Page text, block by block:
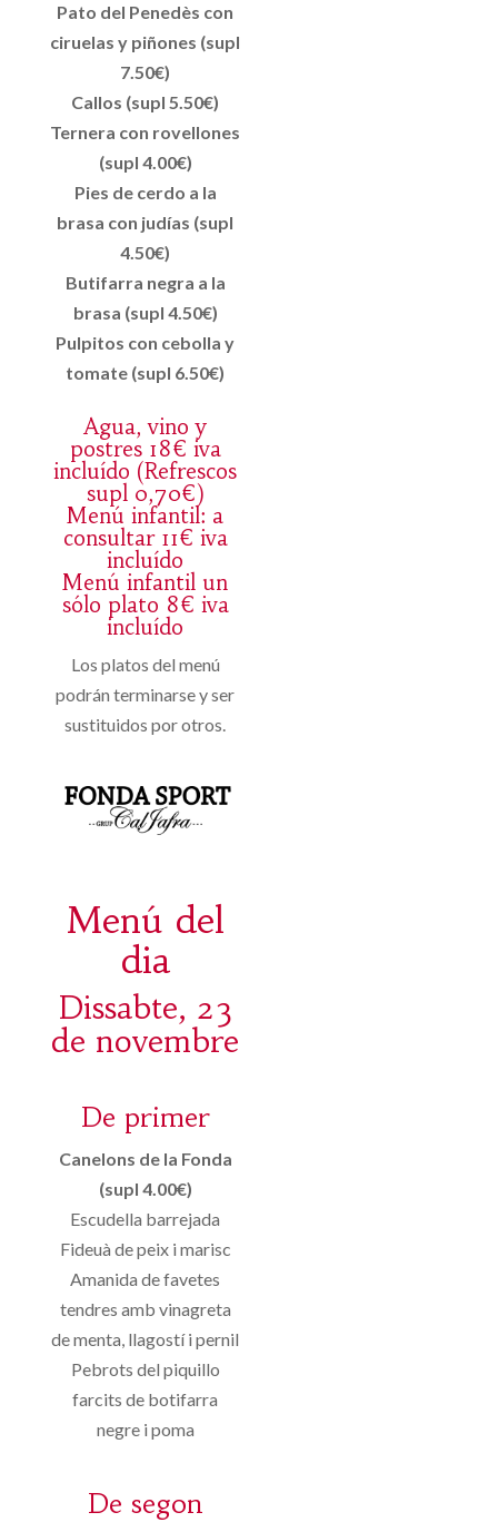
Pato del Penedès con
ciruelas y piñones (supl
7.50€)
Callos (supl 5.50€)
Ternera con rovellones
(supl 4.00€)
Pies de cerdo a la
brasa con judías (supl
4.50€)
Butifarra negra a la
brasa (supl 4.50€)
Pulpitos con cebolla y
tomate (supl 6.50€)
Agua, vino y
postres 18€ iva
incluído (Refrescos
supl 0,70€)
Menú infantil: a
consultar 11€ iva
incluído
Menú infantil un
sólo plato 8€ iva
incluído
Los platos del menú
podrán terminarse y ser
sustituidos por otros.
Menú del
dia
Dissabte, 23
de novembre
De primer
Canelons de la Fonda
(supl 4.00€)
Escudella barrejada
Fideuà de peix i marisc
Amanida de favetes
tendres amb vinagreta
de menta, llagostí i pernil
Pebrots del piquillo
farcits de botifarra
negre i poma
De segon